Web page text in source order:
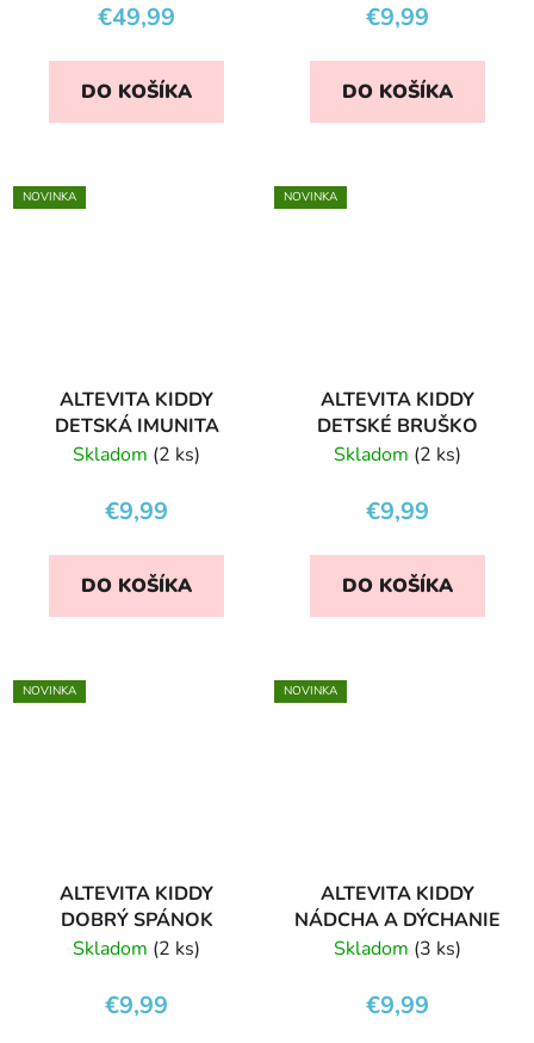
€49,99
DO KOŠÍKA
€9,99
DO KOŠÍKA
NOVINKA
ALTEVITA KIDDY
DETSKÁ IMUNITA
Skladom (2 ks)
€9,99
DO KOŠÍKA
NOVINKA
ALTEVITA KIDDY
DETSKÉ BRUŠKO
Skladom (2 ks)
€9,99
DO KOŠÍKA
NOVINKA
ALTEVITA KIDDY
DOBRÝ SPÁNOK
Skladom (2 ks)
€9,99
NOVINKA
ALTEVITA KIDDY
NÁDCHA A DÝCHANIE
Skladom (3 ks)
€9,99